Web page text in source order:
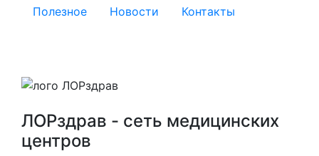
Полезное
Новости Контакты
ЛОРздрав - сеть медицинских
центров